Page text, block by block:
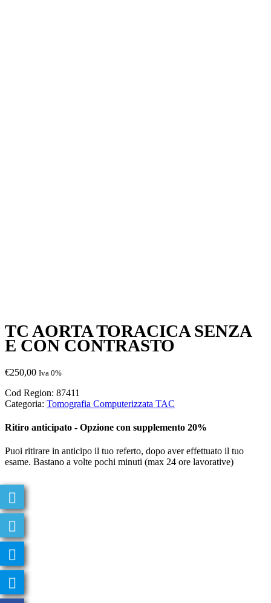
TC AORTA TORACICA SENZA
E CON CONTRASTO
€250,00 Iva 0%
Cod Region: 87411
Categoria: Tomografia Computerizzata TAC
Ritiro anticipato - Opzione con supplemento 20%
Puoi ritirare in anticipo il tuo referto, dopo aver effettuato il tuo
esame. Bastano a volte pochi minuti (max 24 ore lavorative)